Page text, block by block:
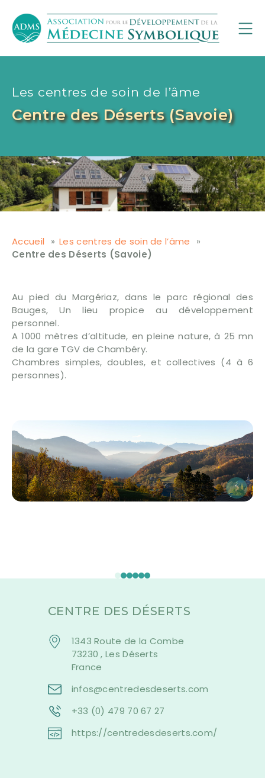
Les centres de soin de l’âme
Centre des Déserts (Savoie)
Accueil
Les centres de soin de l’âme
Centre des Déserts (Savoie)
Au pied du Margériaz, dans le parc régional des
Bauges, Un lieu propice au développement
personnel.
A 1000 mètres d’altitude, en pleine nature, à 25 mn
de la gare TGV de Chambéry.
Chambres simples, doubles, et collectives (4 à 6
personnes).
CENTRE DES DÉSERTS
1343 Route de la Combe
73230 , Les Déserts
France
infos@centredesdeserts.com
+33 (0) 479 70 67 27
https://centredesdeserts.com/